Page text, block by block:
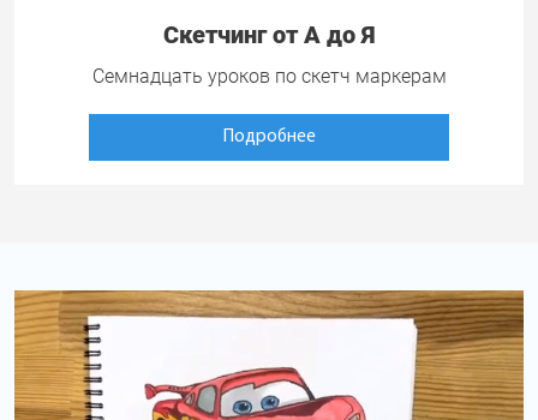
Скетчинг от А до Я
Семнадцать уроков по скетч маркерам
Подробнее